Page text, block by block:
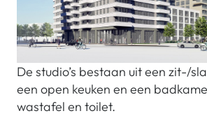
De studio’s bestaan uit een zit-/
een open keuken en een
wastafel en toilet.